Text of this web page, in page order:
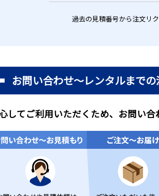
過去の見積番号から注文リ
お問い合わせ～レンタルまで
してご利用いただくため、お問い合